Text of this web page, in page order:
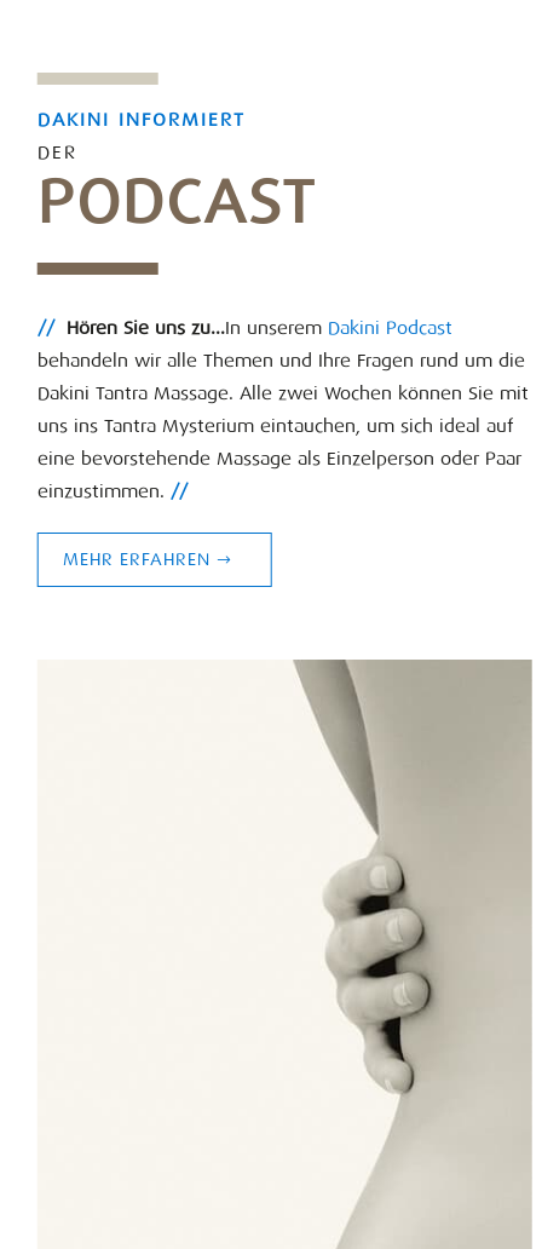
DAKINI INFORMIERT
DER
PODCAST
// Hören Sie uns zu...In unserem Dakini Podcast
behandeln wir alle Themen und Ihre Fragen rund um die
Dakini Tantra Massage. Alle zwei Wochen können Sie mit
uns ins Tantra Mysterium eintauchen, um sich ideal auf
eine bevorstehende Massage als Einzelperson oder Paar
einzustimmen. //
MEHR ERFAHREN